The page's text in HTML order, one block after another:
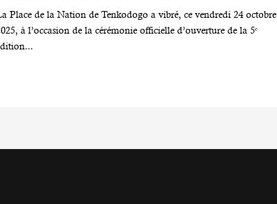
Place de la Nation de Tenkodogo a vibré, ce vendredi 24 octobre
à l’occasion de la cérémonie officielle d’ouverture de la 5ᵉ